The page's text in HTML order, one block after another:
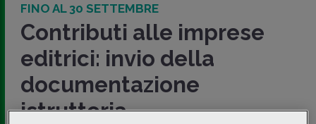
FINO AL 30 SETTEMBRE
Contributi alle imprese
editrici: invio della
documentazione
istruttoria